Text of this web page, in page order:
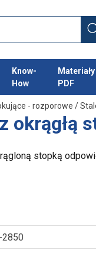
Know-
How
Materiały
PDF
- rozporowe /
okrągłą
stopką